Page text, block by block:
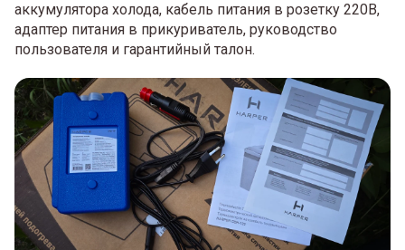
аккумулятора холода, кабель питания в розетку 220В,
адаптер питания в прикуриватель, руководство
пользователя и гарантийный талон.